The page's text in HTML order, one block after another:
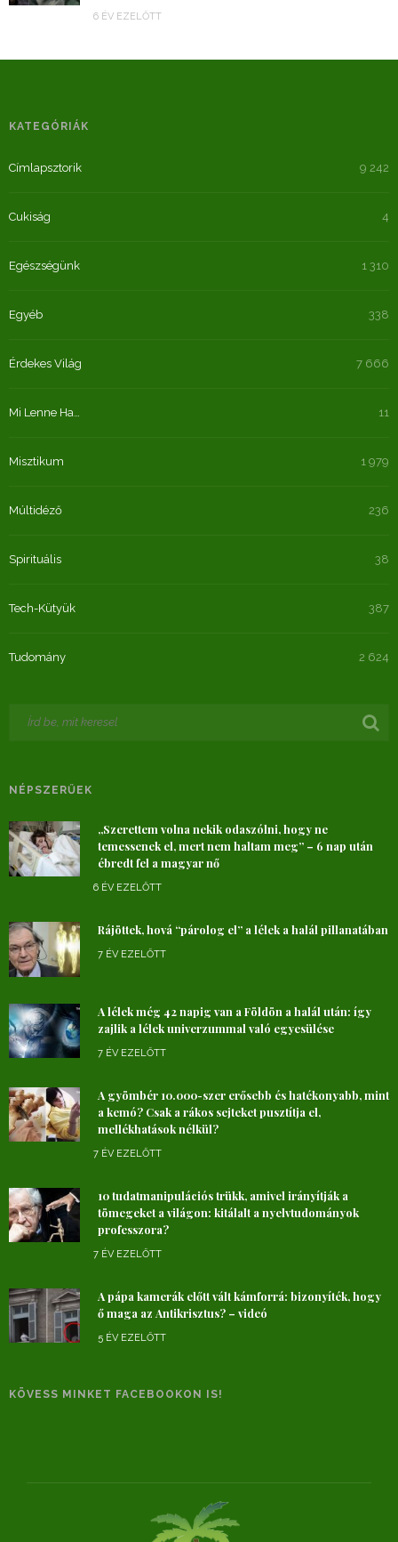
6 ÉV EZELŐTT
KATEGÓRIÁK
Címlapsztorik 9 242
Cukiság 4
Egészségünk 1 310
Egyéb 338
Érdekes Világ 7 666
Mi Lenne Ha… 11
Misztikum 1 979
Múltidéző 236
Spirituális 38
Tech-Kütyük 387
Tudomány 2 624
NÉPSZERŰEK
„Szerettem volna nekik odaszólni, hogy ne
temessenek el, mert nem haltam meg” – 6 nap után
ébredt fel a magyar nő
6 ÉV EZELŐTT
Rájöttek, hová “párolog el” a lélek a halál pillanatában
7 ÉV EZELŐTT
A lélek még 42 napig van a Földön a halál után: így
zajlik a lélek univerzummal való egyesülése
7 ÉV EZELŐTT
A gyömbér 10.000-szer erősebb és hatékonyabb, mint
a kemó? Csak a rákos sejteket pusztítja el,
mellékhatások nélkül?
7 ÉV EZELŐTT
10 tudatmanipulációs trükk, amivel irányítják a
tömegeket a világon: kitálalt a nyelvtudományok
professzora?
7 ÉV EZELŐTT
A pápa kamerák előtt vált kámforrá: bizonyíték, hogy
ő maga az Antikrisztus? – videó
5 ÉV EZELŐTT
KÖVESS MINKET FACEBOOKON IS!